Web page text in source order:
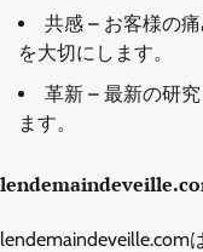
共感 – お客様の
を大切にします。
革新 – 最新の研
ます。
lendemaindeveille.com